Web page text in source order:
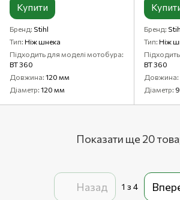
Купити
Бренд Stihl
Тип Ніж шнека
Підходить для моделі мотобура
BT 360
Довжина 120 мм
Діаметр 120 мм
Бренд
Тип Ніж
BT 360
Довжина
Діаметр
Показати ще 20
Назад 1 з 4